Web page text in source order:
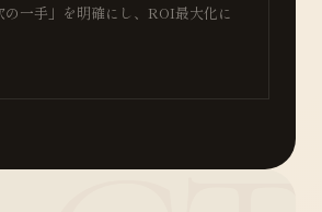
の一手」を明確にし、ROI最大化に